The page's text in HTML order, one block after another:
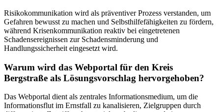
Risikokommunikation wird als präventiver Prozess verstanden, um
Gefahren bewusst zu machen und Selbsthilfefähigkeiten zu fördern,
während Krisenkommunikation reaktiv bei eingetretenen
Schadensereignissen zur Schadensminderung und
Handlungssicherheit eingesetzt wird.
Warum wird das Webportal für den Kreis
Bergstraße als Lösungsvorschlag hervorgehoben?
Das Webportal dient als zentrales Informationsmedium, um die
Informationsflut im Ernstfall zu kanalisieren, Zielgruppen durch